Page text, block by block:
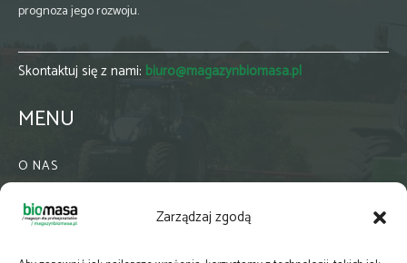
Zarządzaj zgodą
prognoza jego rozwoju.
Skontaktuj się z nami: biuro@magazynbiomasa.pl
MENU
O NAS
WSPÓŁPRACA